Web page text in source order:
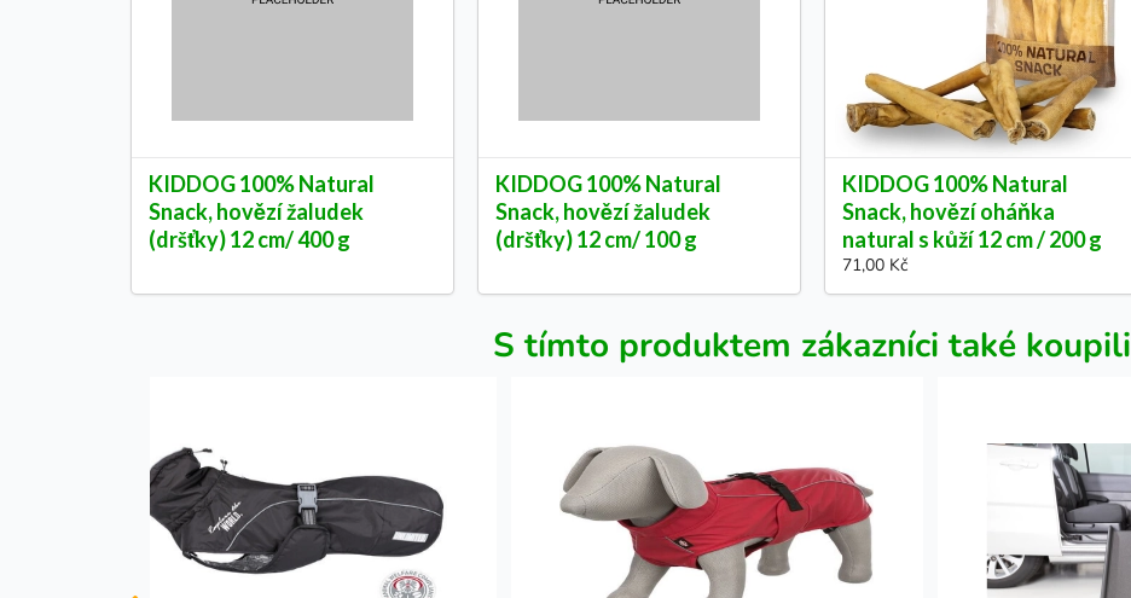
KIDDOG 100% Natural
Snack, hovězí žaludek
(dršťky) 12 cm/ 400 g
KIDDOG 100% Natural
Snack, hovězí žaludek
(dršťky) 12 cm/ 100 g
KIDDOG 100% Natural
Snack, hovězí oháňka
natural s kůží 12 cm / 200 g
71,00 Kč
S tímto produktem zákazníci také koupili